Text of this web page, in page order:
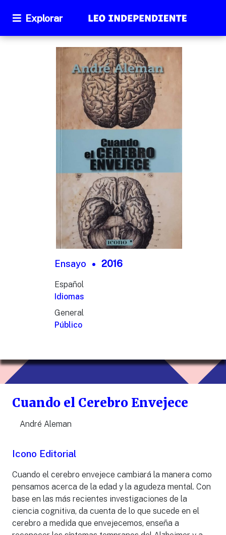
Explorar
Ensayo 2016
Español
Idiomas
General
Público
Cuando el Cerebro Envejece
André Aleman
Icono Editorial
Cuando el cerebro envejece cambiará la manera como
pensamos acerca de la edad y la agudeza mental. Con
base en las más recientes investigaciones de la
ciencia cognitiva, da cuenta de lo que sucede en el
cerebro a medida que envejecemos, enseña a